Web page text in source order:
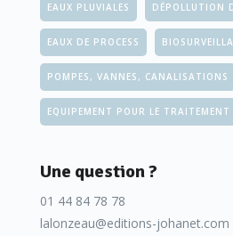
EAUX PLUVIALES DÉPOLLUTION
EAUX DE PROCESS
POMPES, VANNES, CANALISATIONS
EQUIPEMENT POUR LE TRAITEMENT
Une question ?
01 44 84 78 78
lalonzeau@editions-johanet.com